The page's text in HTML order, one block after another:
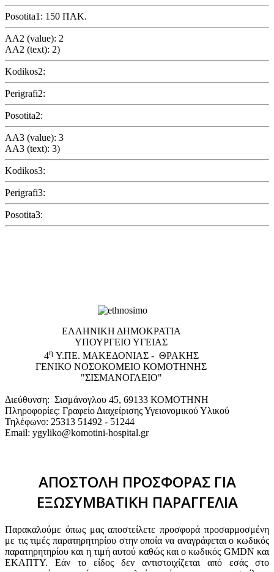
Posotita1: 150 ΠΑΚ.
AA2 (value): 2
AA2 (text): 2)
Kodikos2:
Perigrafi2:
Posotita2:
AA3 (value): 3
AA3 (text): 3)
Kodikos3:
Perigrafi3:
Posotita3:
EΛΛΗΝΙΚΗ ΔΗΜΟΚΡΑΤΙΑ
ΥΠΟΥΡΓΕΙΟ ΥΓΕΙΑΣ
4η Υ.ΠΕ. ΜΑΚΕΔΟΝΙΑΣ - ΘΡΑΚΗΣ
ΓΕΝΙΚΟ NΟΣΟΚΟΜΕΙΟ ΚΟΜΟΤΗΝΗΣ
"ΣΙΣΜΑΝΟΓΛΕΙΟ"
Διεύθυνση: Σισμάνογλου 45, 69133 ΚΟΜΟΤΗΝΗ
Πληροφορίες: Γραφείο Διαχείρισης Υγειονομικού Υλικού
Τηλέφωνο: 25313 51492 - 51244
Email: ygyliko@komotini-hospital.gr
ΑΠΟΣΤΟΛΗ ΠΡΟΣΦΟΡΑΣ ΓΙΑ
ΕΞΩΣΥΜΒΑΤΙΚΗ ΠΑΡΑΓΓΕΛΙΑ
Παρακαλούμε όπως μας αποστείλετε προσφορά προσαρμοσμένη
με τις τιμές παρατηρητηρίου στην οποία να αναγράφεται ο κωδικός
παρατηρητηρίου και η τιμή αυτού καθώς και ο κωδικός GMDN και
ΕΚΑΠΤΥ. Εάν το είδος δεν αντιστοιχίζεται από εσάς στο